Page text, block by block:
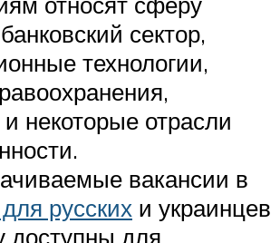
сектор,
технологии,
некоторые отрасли
вакансии в
русских и украинцев
доступны для